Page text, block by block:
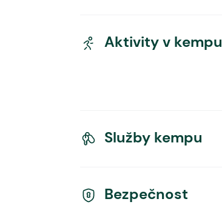
Aktivity v kempu
Služby kempu
Bezpečnost